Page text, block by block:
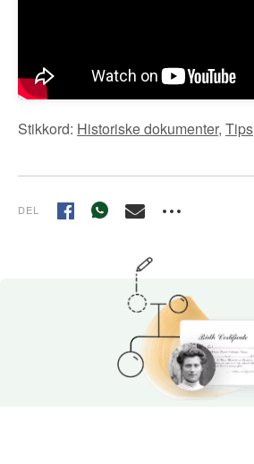
Stikkord: Historiske dokumenter, Tips
DEL